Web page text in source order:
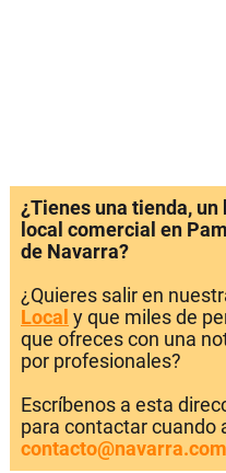
¿Tienes una tienda,
local comercial en
de Navarra?
¿Quieres salir en
Local y que miles de
que ofreces con una
por profesionales?
Escríbenos a esta
para contactar cuando
contacto@navarra.com